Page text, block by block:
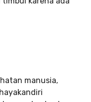
manusia,